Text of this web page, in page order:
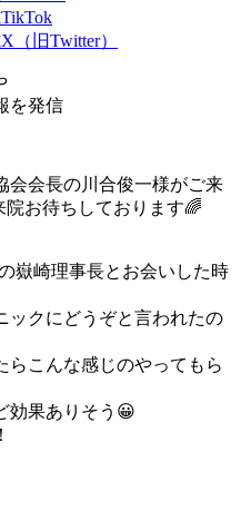
を発信
会会長の川合俊一様がご来
院お待ちしております🌈
嶽崎理事長とお会いした時
ックにどうぞと言われたの
らこんな感じのやってもら
効果ありそう😀